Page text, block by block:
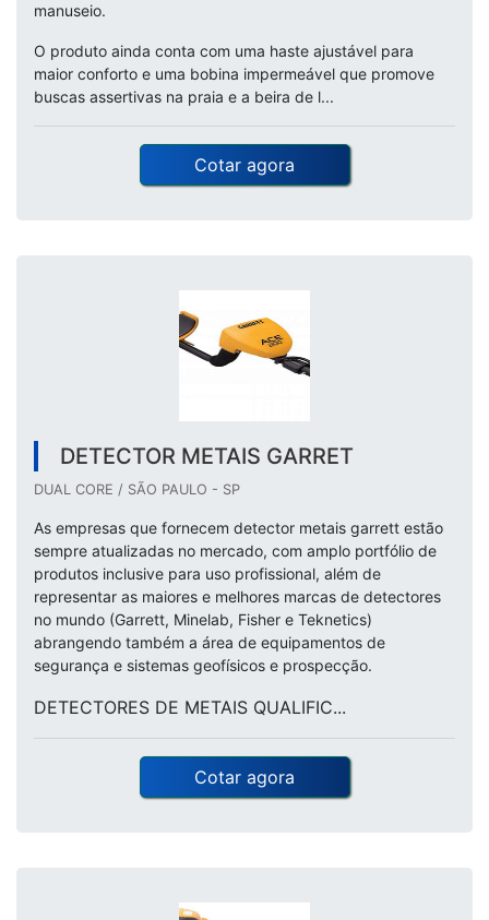
manuseio.
O produto ainda conta com uma haste ajustável para
maior conforto e uma bobina impermeável que promove
buscas assertivas na praia e a beira de l...
Cotar agora
DETECTOR METAIS GARRET
DUAL CORE / SÃO PAULO - SP
As empresas que fornecem detector metais garrett estão
sempre atualizadas no mercado, com amplo portfólio de
produtos inclusive para uso profissional, além de
representar as maiores e melhores marcas de detectores
no mundo (Garrett, Minelab, Fisher e Teknetics)
abrangendo também a área de equipamentos de
segurança e sistemas geofísicos e prospecção.
DETECTORES DE METAIS QUALIFIC...
Cotar agora